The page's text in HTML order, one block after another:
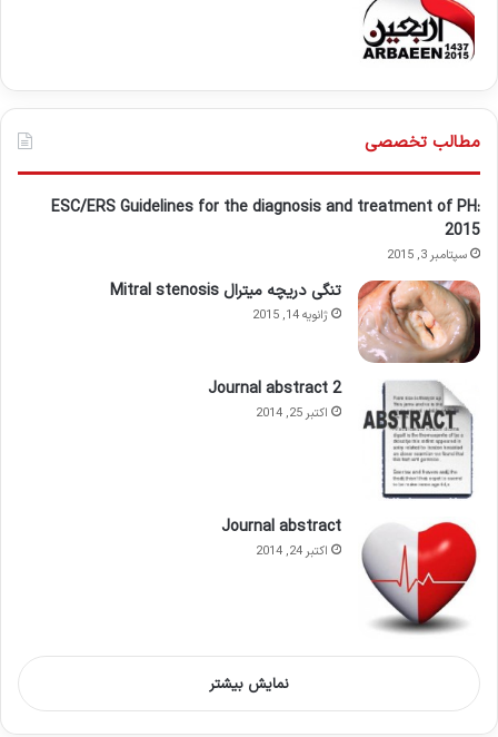
مطالب تخصصی
ESC/ERS Guidelines for the diagnosis and treatment of PH:
2015
سپتامبر 3, 2015
تنگی دریچه میترال Mitral stenosis
ژانویه 14, 2015
Journal abstract 2
اکتبر 25, 2014
Journal abstract
اکتبر 24, 2014
نمایش بیشتر